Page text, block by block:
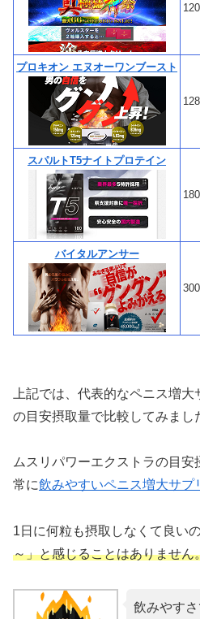
プロキオン エヌオーワンブースト
スパルトT5ナイトプロテイン
バイタルアンサー
上記では、代表的なペニス増
の目安摂取量で比較してみまし
ムスリパワーエクストラの目
常に飲みやすいペニス増大サプ
1日に何粒も摂取しなくて良いの
～」と感じることはありません
飲みやす